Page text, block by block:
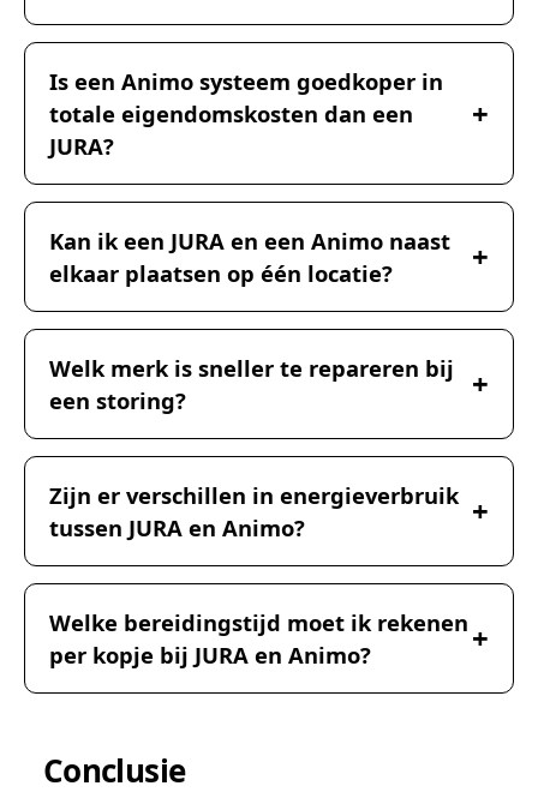
Is een Animo systeem goedkoper in
totale eigendomskosten dan een
JURA?
Kan ik een JURA en een Animo naast
elkaar plaatsen op één locatie?
Welk merk is sneller te repareren bij
een storing?
Zijn er verschillen in energieverbruik
tussen JURA en Animo?
Welke bereidingstijd moet ik rekenen
per kopje bij JURA en Animo?
Conclusie